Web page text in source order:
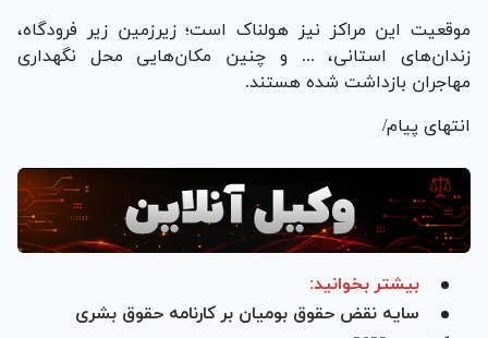
موقعیت این مراکز نیز هولناک است؛ زیرزمین زیر فرودگاه،
زندان‌های استانی، ... و چنین مکان‌هایی محل نگهداری
مهاجران بازداشت شده هستند.
انتهای پیام/
بیشتر بخوانید:
سایه نقض حقوق بومیان بر کارنامه حقوق بشری